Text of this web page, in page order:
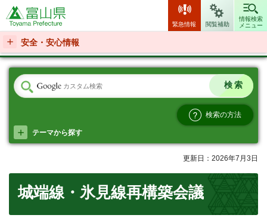
富山県
緊急情報 閲覧補助
情報検索
メニュー
安全・安心情報
検索の方法
テーマから探す
更新日：2026年7月3日
城端線・氷見線再構築会議